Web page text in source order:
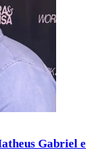
Gabriel e